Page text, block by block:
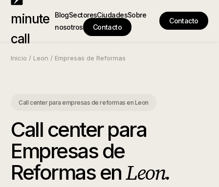
minute
call
BlogSectoresCiudadesSobre
nosotros
Contacto
Contacto
Inicio / Leon / Empresas de Reformas
Call center para empresas de reformas en Leon
Call center para
Empresas de
ReformasenLeon.